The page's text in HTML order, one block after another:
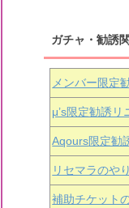
ガチャ・勧誘
メンバー限定
μ’s限定勧誘
Aqours限定勧
リセマラのや
補助チケット